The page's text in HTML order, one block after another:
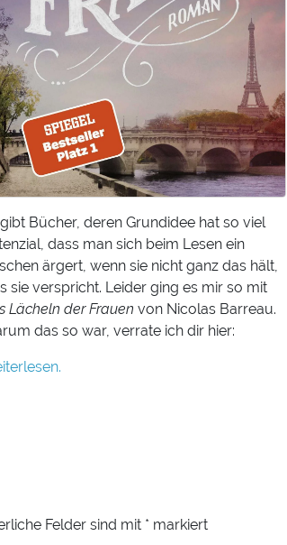
Bücher, deren Grundidee hat so viel
dass man sich beim Lesen ein
ärgert, wenn sie nicht ganz das hält,
sie verspricht. Leider ging es mir so mit
Lächeln der Frauen von Nicolas Barreau.
das so war, verrate ich dir hier:
Felder sind mit * markiert